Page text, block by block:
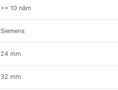
>= 10 năm
Siemens
24 mm
32 mm